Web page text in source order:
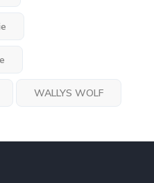
WALLYS WOLF